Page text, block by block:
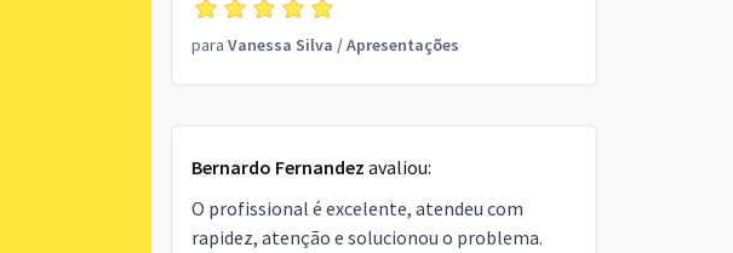
para Vanessa Silva /Apresentações
Bernardo Fernandez avaliou:
O profissional é excelente, atendeu com
rapidez, atenção e solucionou o problema.